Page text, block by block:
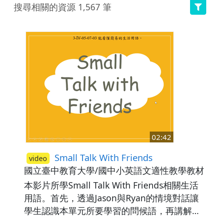
搜尋相關的資源 1,567 筆
02:42
video Small Talk With Friends
國立臺中教育大學/國中小英語文適性教學教材研
本影片所學Small Talk With Friends相關生活
用語。首先，透過Jason與Ryan的情境對話讓
學生認識本單元所要學習的問候語，再講解問